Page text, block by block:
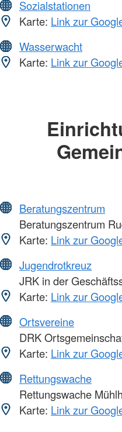
Sozialstationen
Karte: Link zur
Wasserwacht
Karte: Link zur
Beratungszentrum
Beratungszentrum
Karte: Link zur
Jugendrotkreuz
JRK in der
Karte: Link zur
Ortsvereine
DRK
Karte: Link zur
Rettungswache
Rettungswache
Karte: Link zur